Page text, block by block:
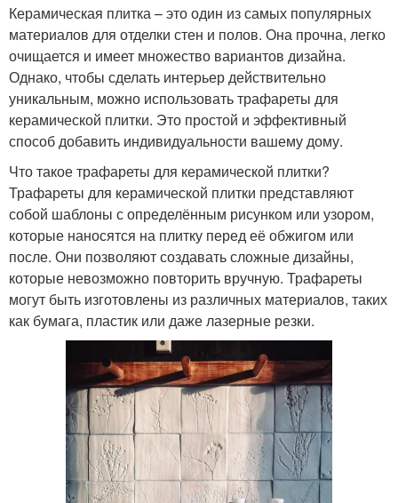
Керамическая плитка – это один из самых популярных
материалов для отделки стен и полов. Она прочна, легко
очищается и имеет множество вариантов дизайна.
Однако, чтобы сделать интерьер действительно
уникальным, можно использовать трафареты для
керамической плитки. Это простой и эффективный
способ добавить индивидуальности вашему дому.
Что такое трафареты для керамической плитки?
Трафареты для керамической плитки представляют
собой шаблоны с определённым рисунком или узором,
которые наносятся на плитку перед её обжигом или
после. Они позволяют создавать сложные дизайны,
которые невозможно повторить вручную. Трафареты
могут быть изготовлены из различных материалов, таких
как бумага, пластик или даже лазерные резки.